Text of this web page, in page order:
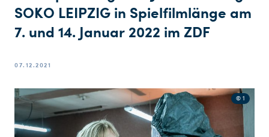
SOKO LEIPZIG in Spielfilmlänge am
7. und 14. Januar 2022 im ZDF
07.12.2021
© 1